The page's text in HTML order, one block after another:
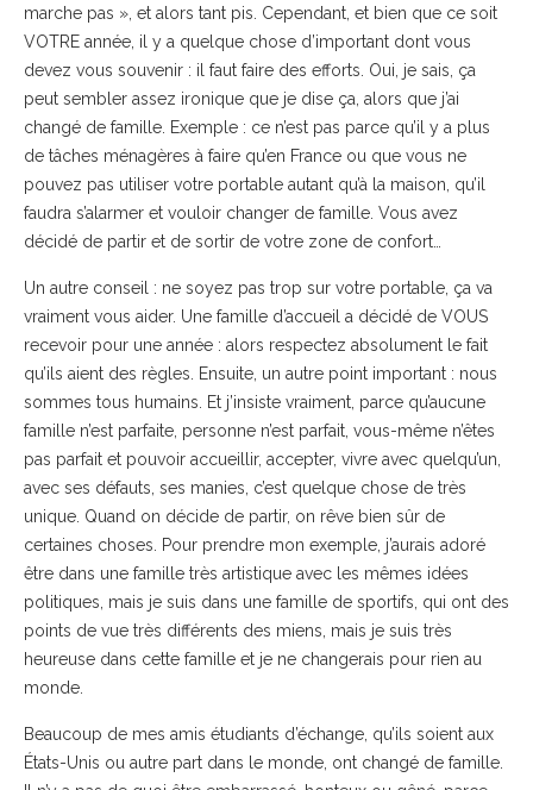
marche pas », et alors tant pis. Cependant, et bien que ce soit
VOTRE année, il y a quelque chose d’important dont vous
devez vous souvenir : il faut faire des efforts. Oui, je sais, ça
peut sembler assez ironique que je dise ça, alors que j’ai
changé de famille. Exemple : ce n’est pas parce qu’il y a plus
de tâches ménagères à faire qu’en France ou que vous ne
pouvez pas utiliser votre portable autant qu’à la maison, qu’il
faudra s’alarmer et vouloir changer de famille. Vous avez
décidé de partir et de sortir de votre zone de confort…
Un autre conseil : ne soyez pas trop sur votre portable, ça va
vraiment vous aider. Une famille d’accueil a décidé de VOUS
recevoir pour une année : alors respectez absolument le fait
qu’ils aient des règles. Ensuite, un autre point important : nous
sommes tous humains. Et j’insiste vraiment, parce qu’aucune
famille n’est parfaite, personne n’est parfait, vous-même n’êtes
pas parfait et pouvoir accueillir, accepter, vivre avec quelqu’un,
avec ses défauts, ses manies, c’est quelque chose de très
unique. Quand on décide de partir, on rêve bien sûr de
certaines choses. Pour prendre mon exemple, j’aurais adoré
être dans une famille très artistique avec les mêmes idées
politiques, mais je suis dans une famille de sportifs, qui ont des
points de vue très différents des miens, mais je suis très
heureuse dans cette famille et je ne changerais pour rien au
monde.
Beaucoup de mes amis étudiants d’échange, qu’ils soient aux
États-Unis ou autre part dans le monde, ont changé de famille.